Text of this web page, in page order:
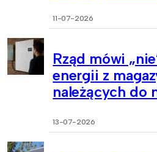
11-07-2026
Rząd mówi
energii z
należących do
13-07-2026